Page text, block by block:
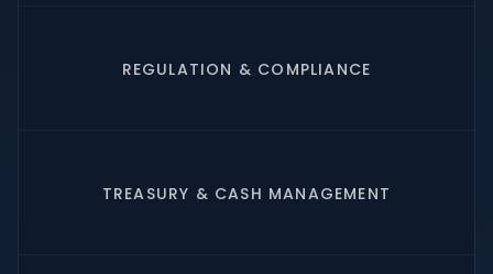
REGULATION & COMPLIANCE
TREASURY & CASH MANAGEMENT